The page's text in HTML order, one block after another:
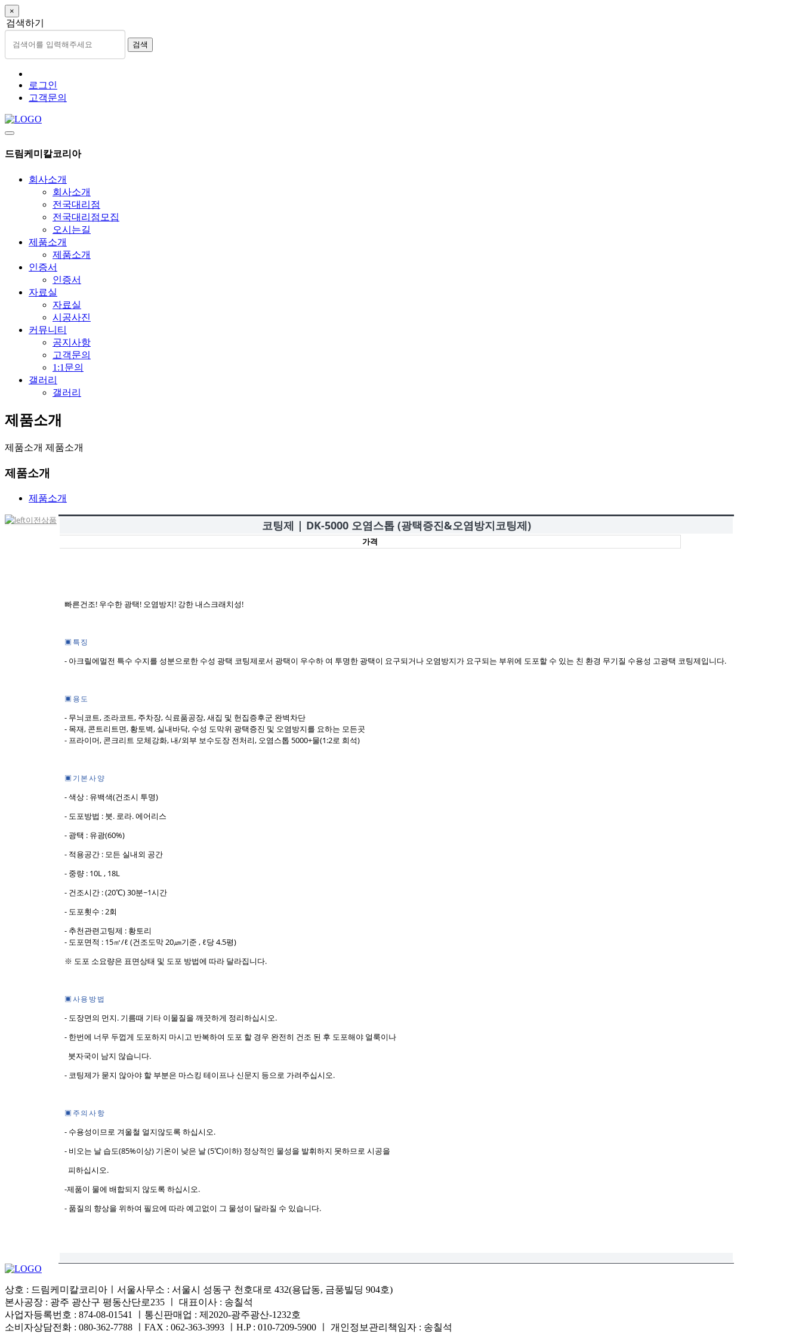
×
검색하기
검색
로그인
고객문의
드림케미칼코리아
회사소개
회사소개
전국대리점
전국대리점모집
오시는길
제품소개
제품소개
인증서
인증서
자료실
자료실
시공사진
커뮤니티
공지사항
고객문의
1:1문의
갤러리
갤러리
제품소개
제품소개 제품소개
제품소개
제품소개
이전상품 코팅제 | DK-5000 오염스톱 (광택증진&오염방지코팅제)
가격
빠른건조! 우수한 광택! 오염방지! 강한 내스크래치성!
▣ 특 징
- 아크릴에멀전 특수 수지를 성분으로한 수성 광택 코팅제로서 광택이 우수하 여 투명한 광택이 요구되거나 오염방지가 요구되는 부위에 도포할 수 있는 친 환경 무기질 수용성 고광택 코팅제입니다.
▣ 용 도
- 무늬코트, 조라코트, 주차장, 식료품공장, 새집 및 헌집증후군 완벽차단
- 목재, 콘트리트면, 황토벽, 실내바닥, 수성 도막위 광택증진 및 오염방지를 요하는 모든곳
- 프라이머, 콘크리트 모체강화, 내/외부 보수도장 전처리, 오염스톱 5000+물(1:2로 희석)
▣ 기 본 사 양
- 색상 : 유백색(건조시 투명)
- 도포방법 : 붓. 로라. 에어리스
- 광택 : 유광(60%)
- 적용공간 : 모든 실내외 공간
- 중량 : 10L , 18L
- 건조시간 : (20℃) 30분~1시간
- 도포횟수 : 2회
- 추천관련고팅제 : 황토리
- 도포면적 : 15㎡/ℓ (건조도막 20㎛기준 , ℓ당 4.5평)
※ 도포 소요량은 표면상태 및 도포 방법에 따라 달라집니다.
▣ 사 용 방 법
- 도장면의 먼지. 기름때 기타 이물질을 깨끗하게 정리하십시오.
- 한번에 너무 두껍게 도포하지 마시고 반복하여 도포 할 경우 완전히 건조 된 후 도포해야 얼룩이나
붓자국이 남지 않습니다.
- 코팅제가 묻지 않아야 할 부분은 마스킹 테이프나 신문지 등으로 가려주십시오.
▣ 주 의 사 항
- 수용성이므로 겨울철 얼지않도록 하십시오.
- 비오는 날 습도(85%이상) 기온이 낮은 날 (5℃)이하) 정상적인 물성을 발휘하지 못하므로 시공을
피하십시오.
-제품이 물에 배합되지 않도록 하십시오.
- 품질의 향상을 위하여 필요에 따라 예고없이 그 물성이 달라질 수 있습니다.
상호 : 드림케미칼코리아ㅣ서울사무소 : 서울시 성동구 천호대로 432(용답동, 금풍빌딩 904호)
본사공장 : 광주 광산구 평동산단로235 ㅣ 대표이사 : 송칠석
사업자등록번호 : 874-08-01541 ㅣ통신판매업 : 제2020-광주광산-1232호
소비자상담전화 : 080-362-7788 ㅣFAX : 062-363-3993 ㅣH.P : 010-7209-5900 ㅣ 개인정보관리책임자 : 송칠석